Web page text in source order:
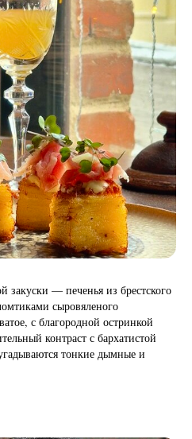
закуски — печенья из брестского
сыровяленого
с благородной остринкой
контраст с бархатистой
тонкие дымные и